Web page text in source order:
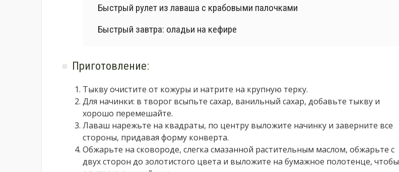
Быстрый рулет из лаваша с крабовыми палочками
Быстрый завтра: оладьи на кефире
Приготовление:
Тыкву очистите от кожуры и натрите на крупную терку.
Для начинки: в творог всыпьте сахар, ванильный сахар, добавьте тыкву и
хорошо перемешайте.
Лаваш нарежьте на квадраты, по центру выложите начинку и заверните все
стороны, придавая форму конверта.
Обжарьте на сковороде, слегка смазанной растительным маслом, обжарьте с
двух сторон до золотистого цвета и выложите на бумажное полотенце, чтобы